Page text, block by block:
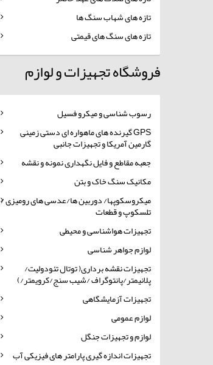
تازه های شهاب سنگ ها
تازه های سنگ های قیمتی
فروشگاه تجهیزات و لوازم
رسوب شناسی و میکرو فسیل
GPS گیرنده های ماهواره ای دستی زمینی
گارمین آمریکا و تجهیزات جانبی
جعبه مقاطع و فایل نگهداری نمونه و نقشه
مکانیک سنگ خاک و بتن
میکروسکوپها/ دوربین ها/عدسی های رومیزی /
تلسکوپ و قطعات
تجهیزات هواشناسی و محیطی
لوازم جواهر شناسی
تجهیزات نقشه برداری( توتال تئودولیت/
پلانیمتر/پانتوگراف /شیب سنج/کرویمتر/)
تجهیزات آزمایشگاهی
لوازم عمومی
لوازم و تجهیزات جنگل
تجهیزات اندازه گیری پارامتر های فیزیکی آب